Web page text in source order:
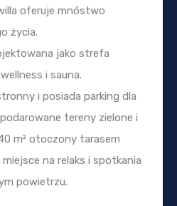
oferuje mnóstwo
życia.
jako strefa
i sauna.
i posiada parking dla
tereny zielone i
m² otoczony tarasem
na relaks i spotkania
powietrzu.